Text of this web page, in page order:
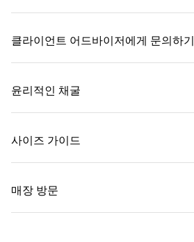
자세히 보기
클라이언트 어드바이저에게 문의하기
윤리적인 채굴
사이즈 가이드
자세히 보기
매장 방문